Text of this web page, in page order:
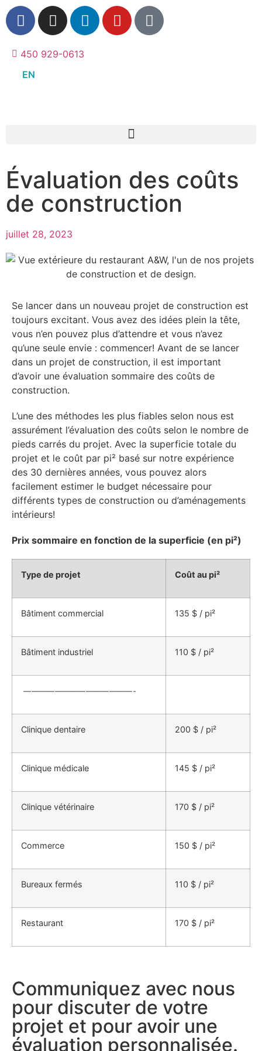
450 929-0613
EN
Évaluation des coûts
de construction
juillet 28, 2023
Se lancer dans un nouveau projet de construction est
toujours excitant. Vous avez des idées plein la tête,
vous n’en pouvez plus d’attendre et vous n’avez
qu’une seule envie : commencer! Avant de se lancer
dans un projet de construction, il est important
d’avoir une évaluation sommaire des coûts de
construction.
L’une des méthodes les plus fiables selon nous est
assurément l’évaluation des coûts selon le nombre de
pieds carrés du projet. Avec la superficie totale du
projet et le coût par pi² basé sur notre expérience
des 30 dernières années, vous pouvez alors
facilement estimer le budget nécessaire pour
différents types de construction ou d’aménagements
intérieurs!
Prix sommaire en fonction de la superficie (en pi²)
Type de projet Coût au pi²
Bâtiment commercial 135 $ / pi²
Bâtiment industriel 110 $ / pi²
——————————————-
Clinique dentaire 200 $ / pi²
Clinique médicale 145 $ / pi²
Clinique vétérinaire 170 $ / pi²
Commerce 150 $ / pi²
Bureaux fermés 110 $ / pi²
Restaurant 170 $ / pi²
Communiquez avec nous
pour discuter de votre
projet et pour avoir une
évaluation personnalisée.